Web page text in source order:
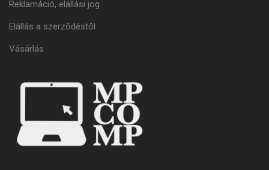
Reklamáció, elállási jog
Elállás a szerződéstől
Vásárlás